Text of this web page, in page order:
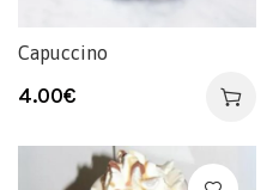
Capuccino
4.00€